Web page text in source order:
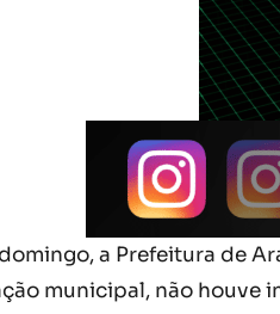
a Prefeitura de
municipal, não houve